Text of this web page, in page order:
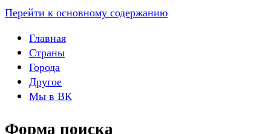
Перейти к основному содержанию
Главная
Страны
Города
Другое
Мы в ВК
Форма поиска